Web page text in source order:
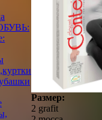
Размер:
2 grafit